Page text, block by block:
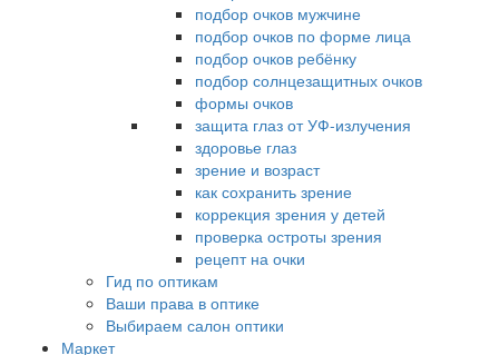
подбор очков мужчине
подбор очков по форме лица
подбор очков ребёнку
подбор солнцезащитных очков
формы очков
защита глаз от УФ-излучения
здоровье глаз
зрение и возраст
как сохранить зрение
коррекция зрения у детей
проверка остроты зрения
рецепт на очки
Гид по оптикам
Ваши права в оптике
Выбираем салон оптики
Маркет